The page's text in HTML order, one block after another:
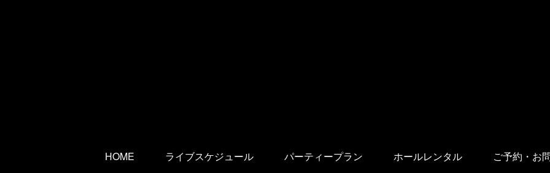
HOME ライブスケジュール パーティープラン ホールレンタル ご予約・お